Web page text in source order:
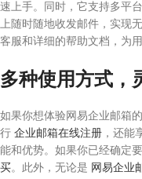
速上手。同时，它支持多平
上随时随地收发邮件，实现
客服和详细的帮助文档，为
多种使用方式，
如果你想体验网易企业邮箱
行 企业邮箱在线注册 ，还能
能和优势。如果你已经确定
买。此外，无论是 网易企业